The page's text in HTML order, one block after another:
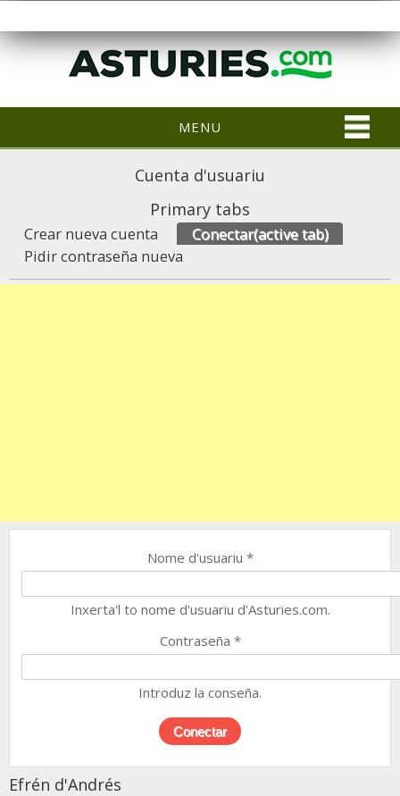
MENU
Cuenta d'usuariu
Primary tabs
Crear nueva cuenta Conectar(active tab)
Pidir contraseña nueva
Nome d'usuariu *
Inxerta'l to nome d'usuariu d'Asturies.com.
Contraseña *
Introduz la conseña.
Efrén d'Andrés